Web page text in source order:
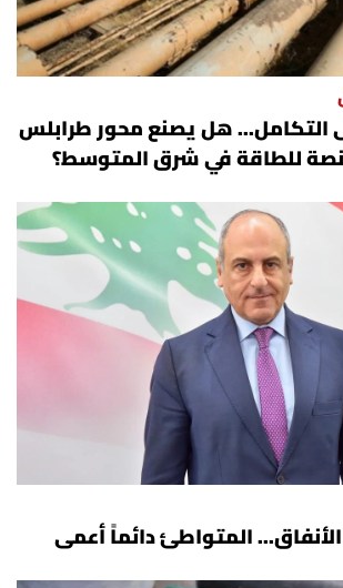
التكامل... هل يصنع محور طرابلس
للطاقة في شرق المتوسط؟
المتواطئ دائماً أعمى